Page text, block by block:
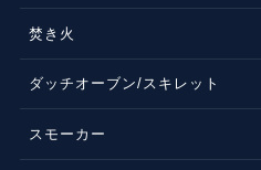
焚き火
ダッチオーブン/スキレット
スモーカー